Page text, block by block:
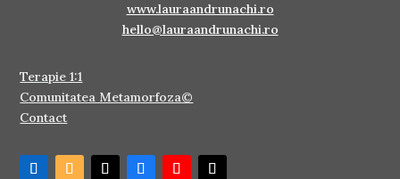
www.lauraandrunachi.ro
hello@lauraandrunachi.ro
Terapie 1:1
Comunitatea Metamorfoza©
Contact